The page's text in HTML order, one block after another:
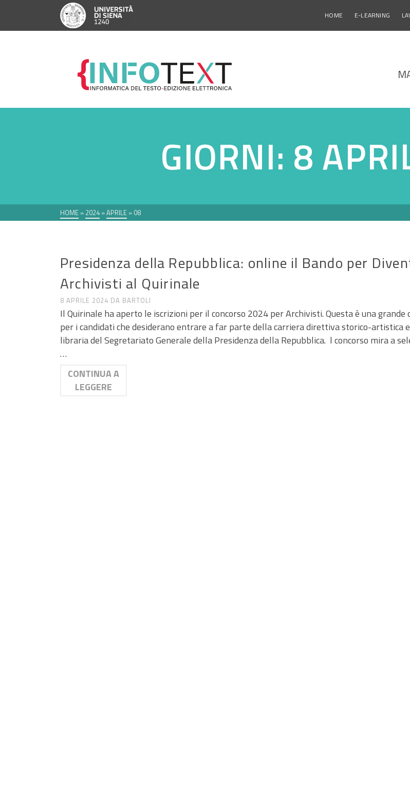
HOME E-LEARNING
GIORNI: 8
HOME » 2024 »APRILE » 08
Presidenza della Repubblica: online il Bando per
Archivisti al Quirinale
8 APRILE 2024 DA BARTOLI
Il Quirinale ha aperto le iscrizioni per il concorso 2024 per Archivisti. Questa è una
per i candidati che desiderano entrare a far parte della carriera direttiva storico-artistica
libraria del Segretariato Generale della Presidenza della Repubblica. l concorso mira a
…
CONTINUA A
LEGGERE